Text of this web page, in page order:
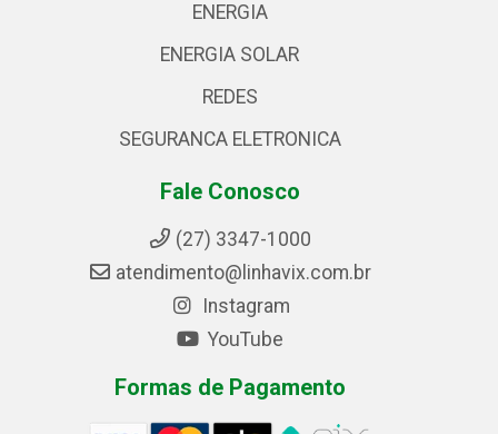
ENERGIA
ENERGIA SOLAR
REDES
SEGURANCA ELETRONICA
Fale Conosco
(27) 3347-1000
atendimento@linhavix.com.br
Instagram
YouTube
Formas de Pagamento